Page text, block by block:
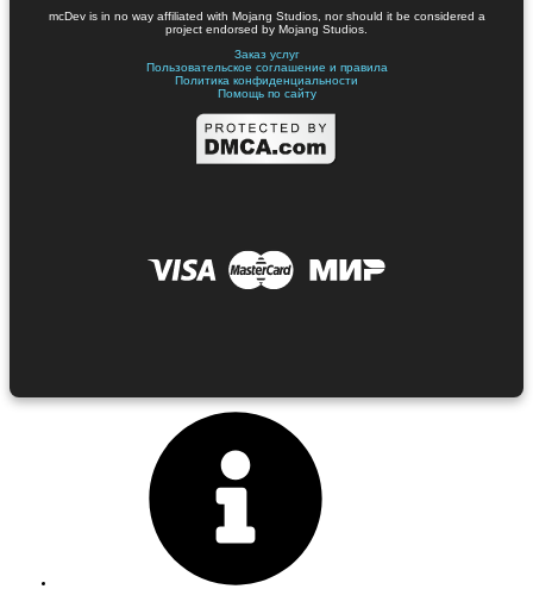
mcDev is in no way affiliated with Mojang Studios, nor should it be considered a
project endorsed by Mojang Studios.
Заказ услуг
Пользовательское соглашение и правила
Политика конфиденциальности
Помощь по сайту